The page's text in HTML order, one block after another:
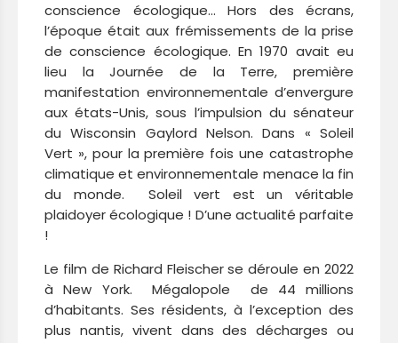
conscience écologique… Hors des écrans,
l’époque était aux frémissements de la prise
de conscience écologique. En 1970 avait eu
lieu la Journée de la Terre, première
manifestation environnementale d’envergure
aux états-Unis, sous l’impulsion du sénateur
du Wisconsin Gaylord Nelson. Dans « Soleil
Vert », pour la première fois une catastrophe
climatique et environnementale menace la fin
du monde. Soleil vert est un véritable
plaidoyer écologique ! D’une actualité parfaite
!
Le film de Richard Fleischer se déroule en 2022
à New York. Mégalopole de 44 millions
d’habitants. Ses résidents, à l’exception des
plus nantis, vivent dans des décharges ou